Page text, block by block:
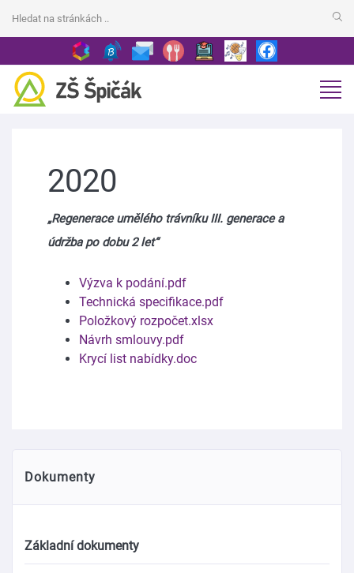
2020
„Regenerace umělého trávníku III. generace a
údržba po dobu 2 let“
Výzva k podání.pdf
Technická specifikace.pdf
Položkový rozpočet.xlsx
Návrh smlouvy.pdf
Krycí list nabídky.doc
Dokumenty
Základní dokumenty